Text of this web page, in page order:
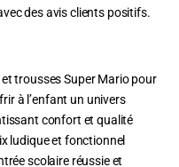
des avis clients positifs.
trousses Super Mario pour
à l’enfant un univers
confort et qualité
ludique et fonctionnel
scolaire réussie et